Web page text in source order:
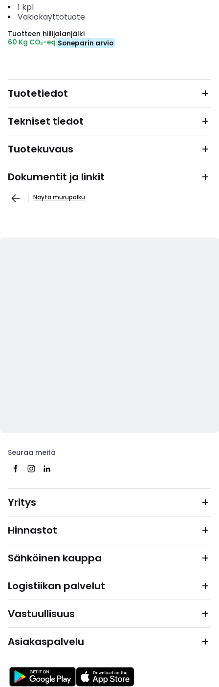
1 kpl
Vakiokäyttötuote
Tuotteen hiilijalanjälki
60 Kg CO₂-eq Soneparin arvio
Tuotetiedot
Tekniset tiedot
Tuotekuvaus
Dokumentit ja linkit
Näytä murupolku
Seuraa meitä
Yritys
Hinnastot
Sähköinen kauppa
Logistiikan palvelut
Vastuullisuus
Asiakaspalvelu